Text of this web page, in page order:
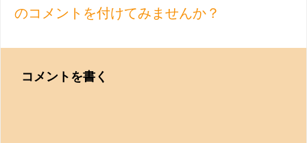
のコメントを付けてみませんか？
コメントを書く